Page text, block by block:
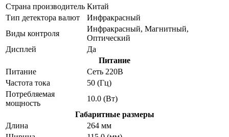
Страна производитель Китай
Тип детектора валют
Инфракрасный
Виды контроля
Инфракрасный, Магнитный,
Оптический
Дисплей
Да
Питание
Питание
Сеть 220В
Частота тока
50 (Гц)
Потребляемая
мощность
10.0 (Вт)
Габаритные размеры
Длина
264 мм